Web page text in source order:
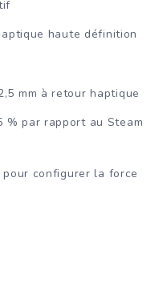
haute définition
mm à retour haptique
% par rapport au Steam
configurer la force